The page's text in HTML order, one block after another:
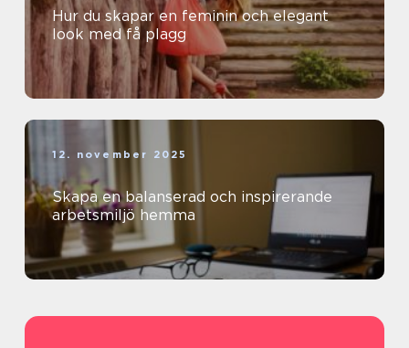
Hur du skapar en feminin och elegant
look med få plagg
12. november 2025
Skapa en balanserad och inspirerande
arbetsmiljö hemma